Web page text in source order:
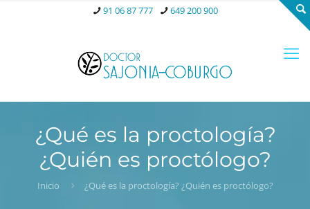
91 06 87 777 649 200 900
¿Qué es la proctología?
¿Quién es proctólogo?
Inicio ¿Qué es la proctología? ¿Quién es proctólogo?